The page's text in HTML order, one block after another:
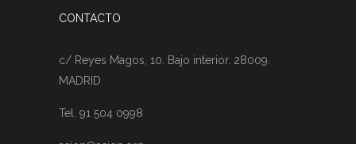
CONTACTO
c/ Reyes Magos, 10. Bajo interior. 28009.
MADRID
Tel. 91 504 0998